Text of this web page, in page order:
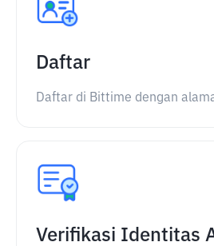
Daftar
Daftar di Bittime dengan
Verifikasi Identitas